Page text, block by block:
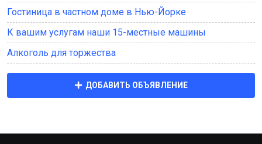
Гостиница в частном доме в Нью-Йорке
К вашим услугам наши 15-местные машины
Алкоголь для торжества
ДОБАВИТЬ ОБЪЯВЛЕНИЕ